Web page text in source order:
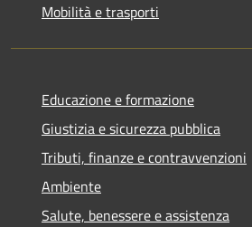
Mobilità e trasporti
Educazione e formazione
Giustizia e sicurezza pubblica
Tributi, finanze e contravvenzioni
Ambiente
Salute, benessere e assistenza